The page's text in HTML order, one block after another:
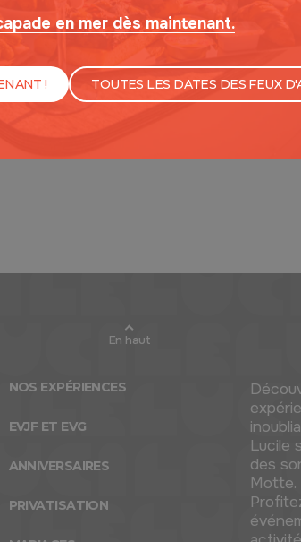
en mer dès maintenant.
! TOUTES LES DATES DES FEUX
En haut
NOS EXPÉRIENCES
EVJF ET EVG
ANNIVERSAIRES
PRIVATISATION
Lucile
des
Motte.